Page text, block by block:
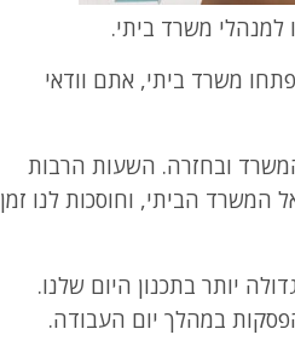
משרד ביתי.
משרד ביתי, אתם וודאי
ובחזרה. השעות הרבות
הביתי, וחוסכות לנו זמן
יותר בתכנון היום שלנו.
במהלך יום העבודה.